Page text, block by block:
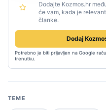
Dodajte Kozmos.hr
će vam, kada je
članke.
Dodaj
Potrebno je biti prijavljen na Google
trenutku.
TEME